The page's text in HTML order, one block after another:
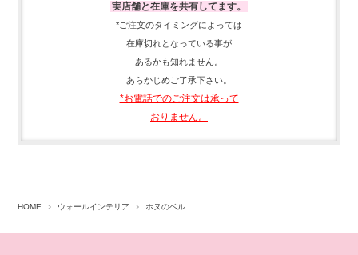
実店舗と在庫を共有してます。
*ご注文のタイミングによっては
在庫切れとなっている事が
あるかも知れません。
あらかじめご了承下さい。
*お電話でのご注文は承って
おりません。
HOME ウォールインテリア ホヌのベル